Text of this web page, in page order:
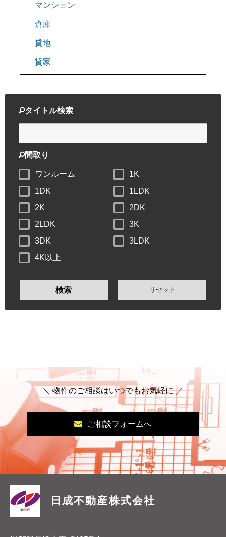
マンション
倉庫
貸地
貸家
タイトル検索
間取り
ワンルーム
1K
1DK
1LDK
2K
2DK
2LDK
3K
3DK
3LDK
4K以上
検索 リセット
＼ 物件のご相談はいつでもお気軽に ／
ご相談フォームへ
日成不動産株式会社